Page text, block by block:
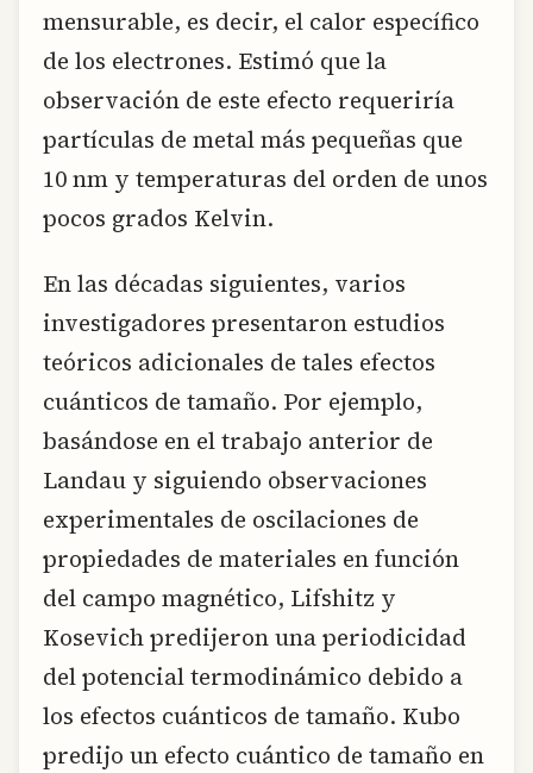
mensurable, es decir, el calor específico
de los electrones. Estimó que la
observación de este efecto requeriría
partículas de metal más pequeñas que
10 nm y temperaturas del orden de unos
pocos grados Kelvin.
En las décadas siguientes, varios
investigadores presentaron estudios
teóricos adicionales de tales efectos
cuánticos de tamaño. Por ejemplo,
basándose en el trabajo anterior de
Landau y siguiendo observaciones
experimentales de oscilaciones de
propiedades de materiales en función
del campo magnético, Lifshitz y
Kosevich predijeron una periodicidad
del potencial termodinámico debido a
los efectos cuánticos de tamaño. Kubo
predijo un efecto cuántico de tamaño en